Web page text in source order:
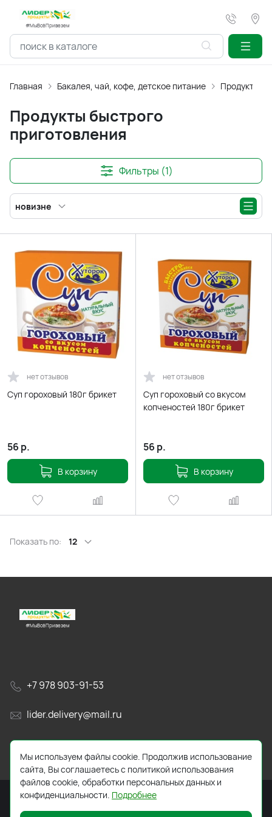
#МыВсёПривезем
Главная Бакалея, чай, кофе, детское питание Продукты
Продукты быстрого
приготовления
Фильтры (1)
новизне
нет отзывов
Суп гороховый 180г брикет
56 р.
В корзину
нет отзывов
Суп гороховый со вкусом
копченостей 180г брикет
56 р.
В корзину
Показать по: 12
#МыВсёПривезем
+7 978 903-91-53
lider.delivery@mail.ru
просп. Генерала Острякова, 65А
Мы используем файлы cookie. Продолжив использование
сайта, Вы соглашаетесь с политикой использования
файлов cookie, обработки персональных данных и
конфиденциальности. Подробнее